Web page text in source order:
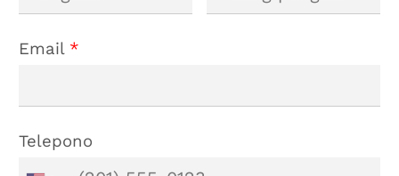
Email *
Telepono